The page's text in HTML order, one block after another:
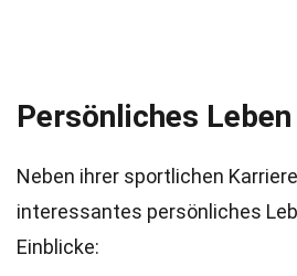
Persönliches Leben
Neben ihrer sportlichen
interessantes persönliches
Einblicke: